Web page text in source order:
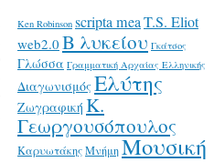
Ken Robinson scripta meaT.S. Eliot
web2.0 Β λυκείου Γκάτσος
Γλώσσα Γραμματική Αρχαίας Ελληνικής
ΔιαγωνισμόςΕλύτης
Ζωγραφική Κ.
Γεωργουσόπουλος
ΚαρυωτάκηςΜνήμηΜουσική